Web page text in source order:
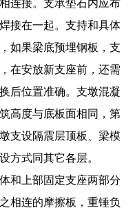
连接。支承垫石内应布
接在一起。支持和具体
如果梁底预埋钢板，支
在安放新支座前，还需
后位置准确。支墩混凝
高度与底板面相同，第
支设隔震层顶板、梁模
方式同其它各层。
和上部固定支座两部分
相连的摩擦板，重锤负